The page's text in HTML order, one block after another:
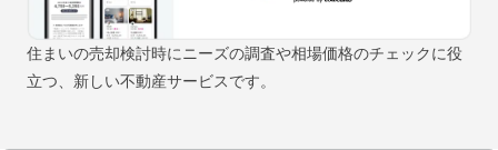
住まいの売却検討時にニーズの調査や相場価格のチェックに役
立つ、新しい不動産サービスです。